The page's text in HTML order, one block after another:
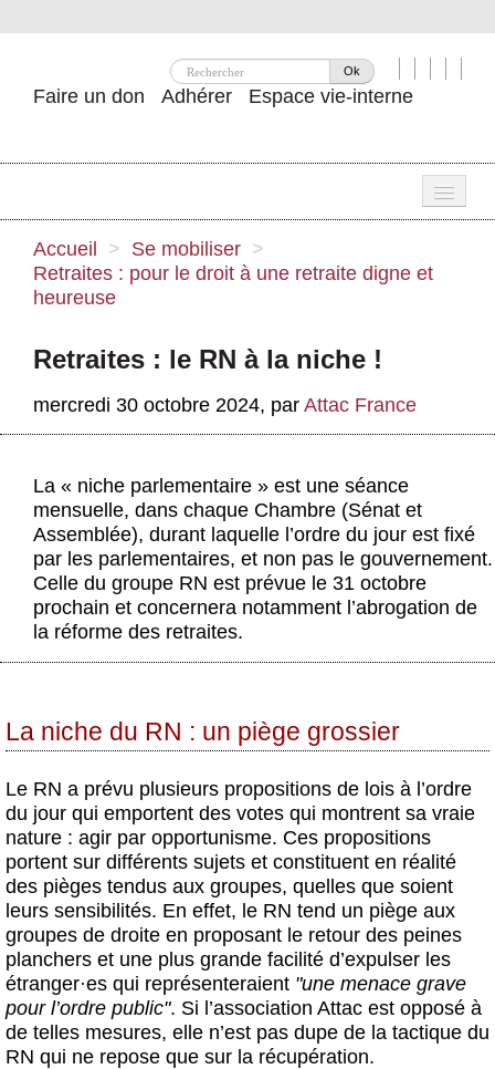
Ok
Faire un don Adhérer Espace vie-interne
Attac ?
Se mobiliser
Publications
Actus et médias
Boutique
Accueil > Se mobiliser >
Retraites : pour le droit à une retraite digne et
heureuse
Retraites : le RN à la niche !
mercredi 30 octobre 2024, par Attac France
La « niche parlementaire » est une séance
mensuelle, dans chaque Chambre (Sénat et
Assemblée), durant laquelle l’ordre du jour est fixé
par les parlementaires, et non pas le gouvernement.
Celle du groupe RN est prévue le 31 octobre
prochain et concernera notamment l’abrogation de
la réforme des retraites.
La niche du RN : un piège grossier
Le RN a prévu plusieurs propositions de lois à l’ordre
du jour qui emportent des votes qui montrent sa vraie
nature : agir par opportunisme. Ces propositions
portent sur différents sujets et constituent en réalité
des pièges tendus aux groupes, quelles que soient
leurs sensibilités. En effet, le RN tend un piège aux
groupes de droite en proposant le retour des peines
planchers et une plus grande facilité d’expulser les
étranger·es qui représenteraient "une menace grave
pour l’ordre public". Si l’association Attac est opposé à
de telles mesures, elle n’est pas dupe de la tactique du
RN qui ne repose que sur la récupération.